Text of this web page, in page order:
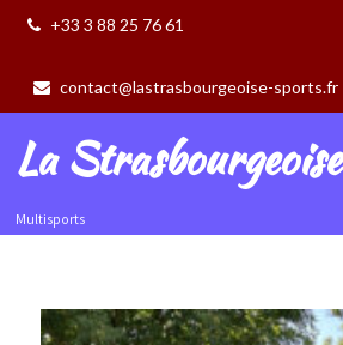
+33 3 88 25 76 61
contact@lastrasbourgeoise-sports.fr
La Strasbourgeoise
Multisports